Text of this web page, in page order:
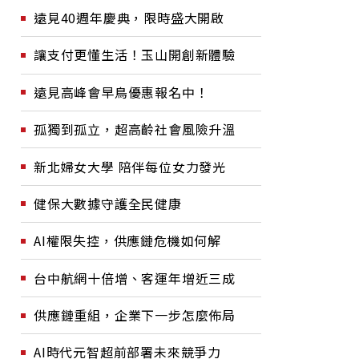
遠見40週年慶典，限時盛大開啟
讓支付更懂生活！玉山開創新體驗
遠見高峰會早鳥優惠報名中！
孤獨到孤立，超高齡社會風險升溫
新北婦女大學 陪伴每位女力發光
健保大數據守護全民健康
AI權限失控，供應鏈危機如何解
台中航網十倍增、客運年增近三成
供應鏈重組，企業下一步怎麼佈局
AI時代元智超前部署未來競爭力